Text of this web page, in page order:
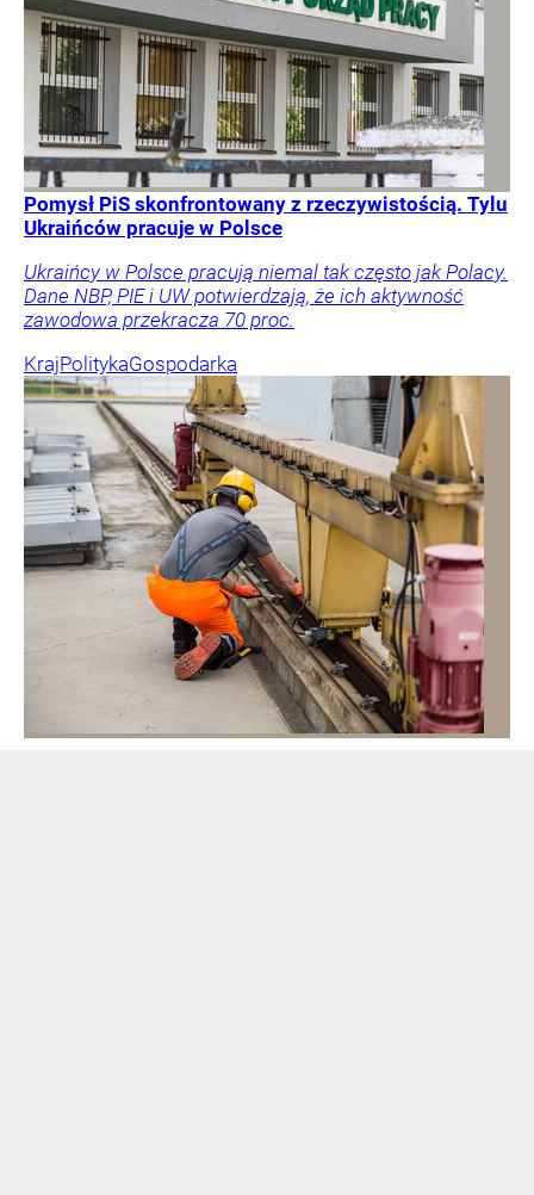
Pomysł PiS skonfrontowany z rzeczywistością. Tylu
Ukraińców pracuje w Polsce
Ukraińcy w Polsce pracują niemal tak często jak Polacy.
Dane NBP, PIE i UW potwierdzają, że ich aktywność
zawodowa przekracza 70 proc.
KrajPolitykaGospodarka